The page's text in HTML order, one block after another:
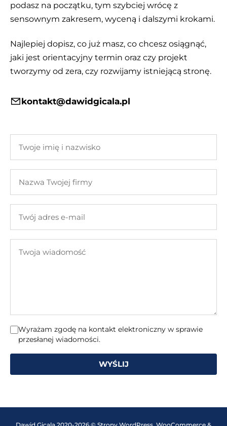
podasz na początku, tym szybciej wrócę z
sensownym zakresem, wyceną i dalszymi krokami.
Najlepiej dopisz, co już masz, co chcesz osiągnąć,
jaki jest orientacyjny termin oraz czy projekt
tworzymy od zera, czy rozwijamy istniejącą stronę.
kontakt@dawidgicala.pl
imię
nazwisko
Twojej
adres
mail
wiadomość
Wyrażam zgodę na kontakt elektroniczny w sprawie
przesłanej wiadomości.
WYŚLIJ